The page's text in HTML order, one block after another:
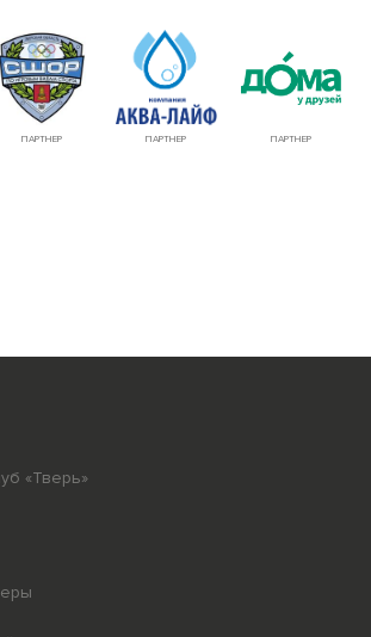
ПАРТНЕР ПАРТНЕР ПАРТНЕР
«Тверь»